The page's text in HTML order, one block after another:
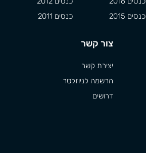
כנסים 2015
כנסים 2011
צור קשר
יצירת קשר
הרשמה לניוזלטר
דרושים